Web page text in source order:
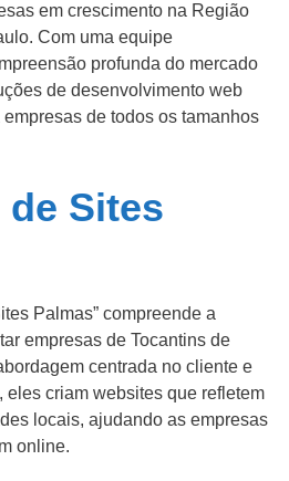
em crescimento na Região
Com uma equipe
profunda do mercado
de desenvolvimento web
de todos os tamanhos
Sites
Palmas” compreende a
empresas de Tocantins de
centrada no cliente e
eles criam websites que refletem
locais, ajudando as empresas
online.